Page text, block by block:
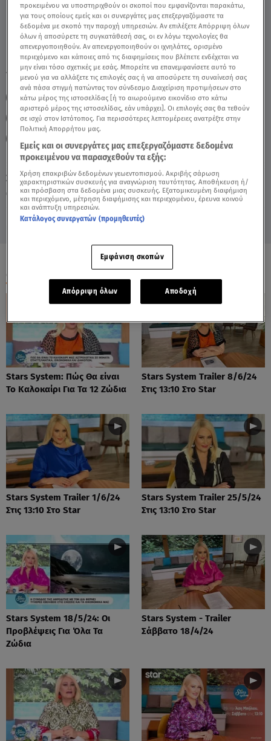
Σάββατο 8 Αυγούστου 2026
25.05.24, 13:39 ΖΩΔΙΑ
TAGS: ΛΕΩΝ ΖΩΔΙΑ ΖΩΔΙΑ ΣΗΜΕΡΑ
ΖΩΔΙΑ ΑΣΗ ΜΠΗΛΙΟΥ
ΑΣΗ ΜΠΗΛΙΟΥ
ΑΣΤΡΟΛΟΓΙΚΕΣ ΠΡΟΒΛΕΨΕΙΣ
ΔΙΑΣ ΣΤΟΥΣ ΔΙΔΥΜΟΥΣ
STARS SYSTEM
STARS SYSTEM 25/5/2024
ΟΛΑ ΤΑ ΒΙΝΤΕΟ
Stars System: Πώς Θα είναι
Το Καλοκαίρι Για Τα 12 Ζώδια
Stars System Trailer 8/6/24
Στις 13:10 Στο Star
Stars System Trailer 1/6/24
Στις 13:10 Στο Star
Stars System Trailer 25/5/24
Στις 13:10 Στο Star
Stars System 18/5/24: Οι
Προβλέψεις Για Όλα Τα
Ζώδια
Stars System - Trailer
Σάββατο 18/4/24
προκειμένου να υποστηριχθούν οι σκοποί που εμφανίζονται παρακάτω,
για τους οποίους εμείς και οι συνεργάτες μας επεξεργαζόμαστε τα
δεδομένα με σκοπό την παροχή υπηρεσιών. Αν επιλέξετε Απόρριψη όλων
όλων ή αποσύρετε τη συγκατάθεσή σας, οι εν λόγω τεχνολογίες θα
απενεργοποιηθούν. Αν απενεργοποιηθούν οι ιχνηλάτες, ορισμένο
περιεχόμενο και κάποιες από τις διαφημίσεις που βλέπετε ενδέχεται να
μην είναι τόσο σχετικές με εσάς. Μπορείτε να επανεμφανίσετε αυτό το
μενού για να αλλάξετε τις επιλογές σας ή να αποσύρετε τη συναίνεσή σας
ανά πάσα στιγμή πατώντας τον σύνδεσμο Διαχείριση προτιμήσεων στο
κάτω μέρος της ιστοσελίδας [ή το αιωρούμενο εικονίδιο στο κάτω
αριστερό μέρος της ιστοσελίδας, εάν υπάρχει]. Οι επιλογές σας θα τεθούν
σε ισχύ στον Ιστότοπος. Για περισσότερες λεπτομέρειες ανατρέξτε στην
Πολιτική Απορρήτου μας.
Εμείς και οι συνεργάτες μας επεξεργαζόμαστε δεδομένα
προκειμένου να παρασχεθούν τα εξής:
Χρήση επακριβών δεδομένων γεωεντοπισμού. Ακριβής σάρωση
χαρακτηριστικών συσκευής για αναγνώριση ταυτότητας. Αποθήκευση ή/
και πρόσβαση στα δεδομένα μιας συσκευής. Εξατομικευμένη διαφήμιση
και περιεχόμενο, μέτρηση διαφήμισης και περιεχομένου, έρευνα κοινού
και ανάπτυξη υπηρεσιών.
Κατάλογος συνεργατών (προμηθευτές)
Εμφάνιση σκοπών
Απόρριψη όλων Αποδοχή